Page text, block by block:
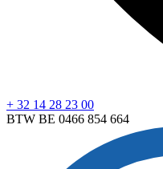
+ 32 14 28 23 00
BTW BE 0466 854 664